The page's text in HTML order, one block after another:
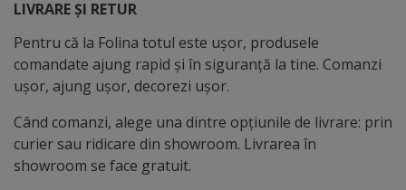
LIVRARE ȘI RETUR
Pentru că la Folina totul este ușor, produsele
comandate ajung rapid și în siguranță la tine. Comanzi
ușor, ajung ușor, decorezi ușor.
Când comanzi, alege una dintre opțiunile de livrare: prin
curier sau ridicare din showroom. Livrarea în
showroom se face gratuit.